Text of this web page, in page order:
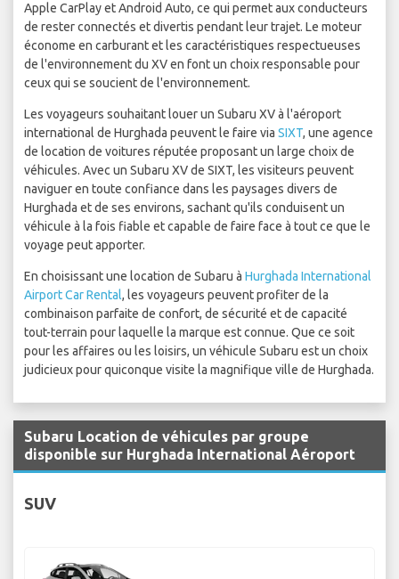
Apple CarPlay et Android Auto, ce qui permet aux conducteurs
de rester connectés et divertis pendant leur trajet. Le moteur
économe en carburant et les caractéristiques respectueuses
de l'environnement du XV en font un choix responsable pour
ceux qui se soucient de l'environnement.
Les voyageurs souhaitant louer un Subaru XV à l'aéroport
international de Hurghada peuvent le faire via SIXT, une agence
de location de voitures réputée proposant un large choix de
véhicules. Avec un Subaru XV de SIXT, les visiteurs peuvent
naviguer en toute confiance dans les paysages divers de
Hurghada et de ses environs, sachant qu'ils conduisent un
véhicule à la fois fiable et capable de faire face à tout ce que le
voyage peut apporter.
En choisissant une location de Subaru à Hurghada International
Airport Car Rental, les voyageurs peuvent profiter de la
combinaison parfaite de confort, de sécurité et de capacité
tout-terrain pour laquelle la marque est connue. Que ce soit
pour les affaires ou les loisirs, un véhicule Subaru est un choix
judicieux pour quiconque visite la magnifique ville de Hurghada.
Subaru Location de véhicules par groupe
disponible sur Hurghada International Aéroport
SUV